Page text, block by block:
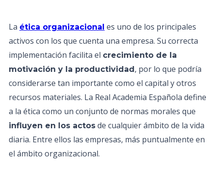
La ética organizacional es uno de los principales
activos con los que cuenta una empresa. Su correcta
implementación facilita el crecimiento de la
motivación y la productividad, por lo que podría
considerarse tan importante como el capital y otros
recursos materiales. La Real Academia Española define
a la ética como un conjunto de normas morales que
influyen en los actos de cualquier ámbito de la vida
diaria. Entre ellos las empresas, más puntualmente en
el ámbito organizacional.